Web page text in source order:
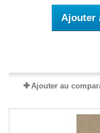
Ajouter
Ajouter au